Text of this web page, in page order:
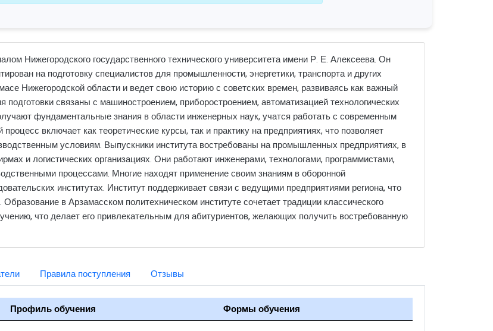
Нижегородского государственного технического университета имени Р. Е. Алексеева. Он
на подготовку специалистов для промышленности, энергетики, транспорта и других
Нижегородской области и ведет свою историю с советских времен, развиваясь как важный
связаны с машиностроением, приборостроением, автоматизацией технологических
фундаментальные знания в области инженерных наук, учатся работать с современным
включает как теоретические курсы, так и практику на предприятиях, что позволяет
условиям. Выпускники института востребованы на промышленных предприятиях, в
и логистических организациях. Они работают инженерами, технологами, программистами,
процессами. Многие находят применение своим знаниям в оборонной
институтах. Институт поддерживает связи с ведущими предприятиями региона, что
в Арзамасском политехническом институте сочетает традиции классического
что делает его привлекательным для абитуриентов, желающих получить востребованную
Правила поступления Отзывы
Профиль обучения Формы обучения